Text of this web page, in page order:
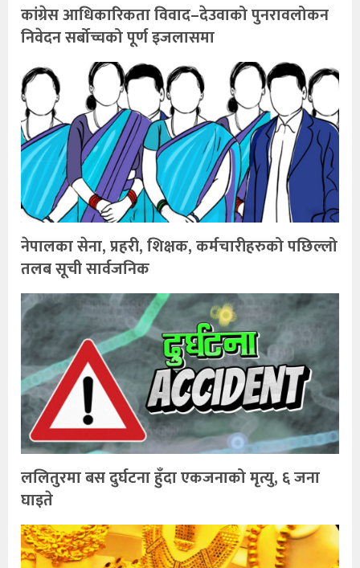
कांग्रेस आधिकारिकता विवाद–देउवाको पुनरावलोकन
निवेदन सर्बोच्चको पूर्ण इजलासमा
नेपालका सेना, प्रहरी, शिक्षक, कर्मचारीहरुको पछिल्लो
तलब सूची सार्वजनिक
ललितुरमा बस दुर्घटना हुँदा एकजनाको मृत्यु, ६ जना
घाइते